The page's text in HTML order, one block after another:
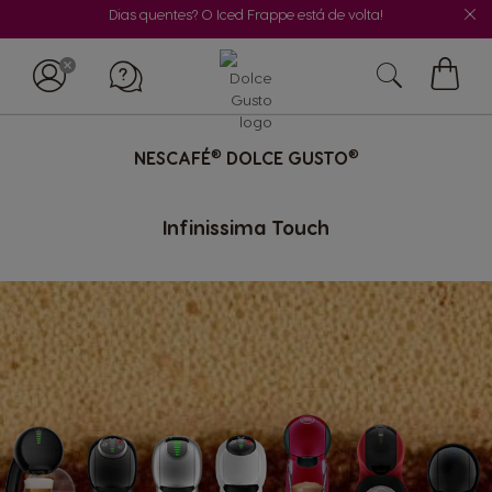
Dias quentes? O Iced Frappe está de volta!
NESCAFÉ® DOLCE GUSTO®
Infinissima Touch